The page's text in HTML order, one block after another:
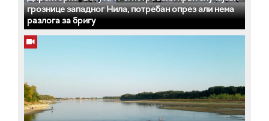
грознице западног Нила, потребан опрез али нема
разлога за бригу